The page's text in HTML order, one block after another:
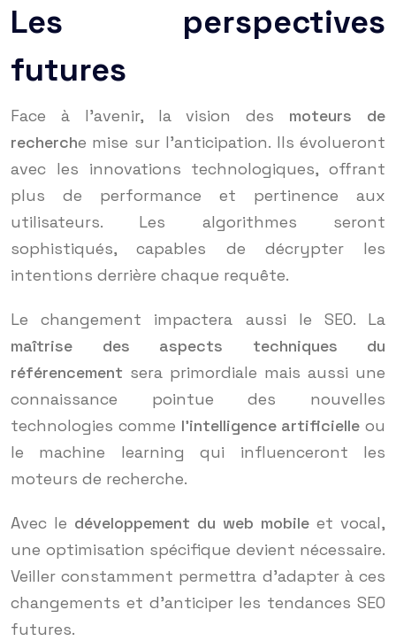
Les perspectives
futures
Face à l’avenir, la vision des moteurs de
recherche mise sur l’anticipation. Ils évolueront
avec les innovations technologiques, offrant
plus de performance et pertinence aux
utilisateurs. Les algorithmes seront
sophistiqués, capables de décrypter les
intentions derrière chaque requête.
Le changement impactera aussi le SEO. La
maîtrise des aspects techniques du
référencement sera primordiale mais aussi une
connaissance pointue des nouvelles
technologies comme l’intelligence artificielle ou
le machine learning qui influenceront les
moteurs de recherche.
Avec le développement du web mobile et vocal,
une optimisation spécifique devient nécessaire.
Veiller constamment permettra d’adapter à ces
changements et d’anticiper les tendances SEO
futures.